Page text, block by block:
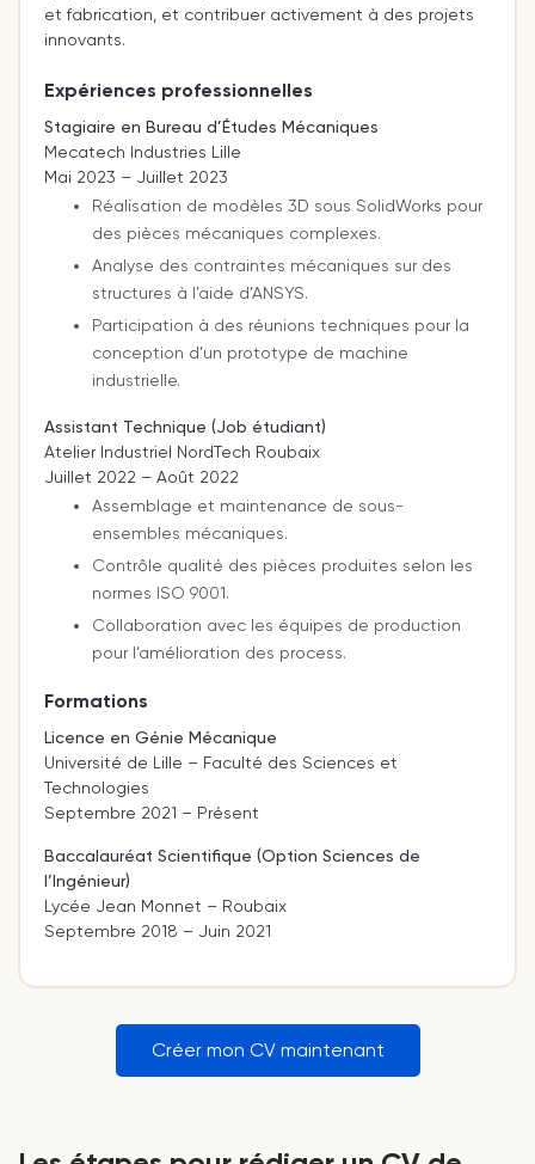
et fabrication, et contribuer activement à des projets
innovants.
Expériences professionnelles
Stagiaire en Bureau d’Études Mécaniques
Mecatech Industries Lille
Mai 2023 – Juillet 2023
Réalisation de modèles 3D sous SolidWorks pour
des pièces mécaniques complexes.
Analyse des contraintes mécaniques sur des
structures à l’aide d’ANSYS.
Participation à des réunions techniques pour la
conception d’un prototype de machine
industrielle.
Assistant Technique (Job étudiant)
Atelier Industriel NordTech Roubaix
Juillet 2022 – Août 2022
Assemblage et maintenance de sous-
ensembles mécaniques.
Contrôle qualité des pièces produites selon les
normes ISO 9001.
Collaboration avec les équipes de production
pour l’amélioration des process.
Formations
Licence en Génie Mécanique
Université de Lille – Faculté des Sciences et
Technologies
Septembre 2021 – Présent
Baccalauréat Scientifique (Option Sciences de
l’Ingénieur)
Lycée Jean Monnet – Roubaix
Septembre 2018 – Juin 2021
Créer mon CV maintenant